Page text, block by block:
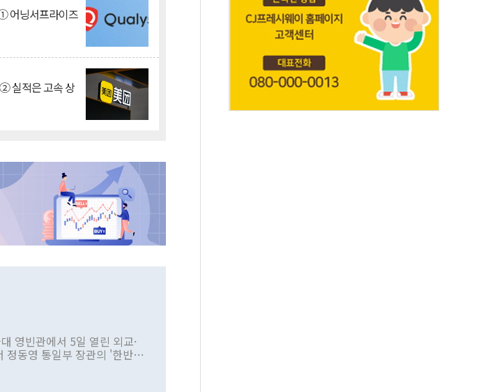
어닝서프라이즈
실적은 고속 상
영빈관에서 5일 열린 외교·
정동영 통일부 장관의 '한반도
정책으로 추진하겠다고 공